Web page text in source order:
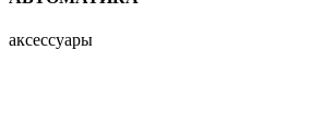
аксессуары